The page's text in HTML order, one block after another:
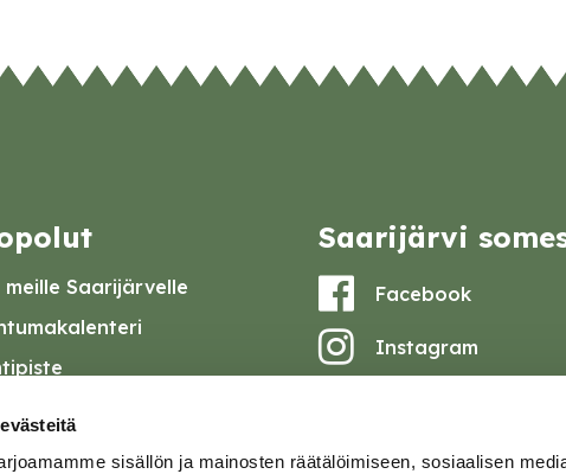
sisällön ja mainosten räätälöimiseen, sosiaalisen
meille Saarijärvelle
Saarijärvi
Facebook
Instagram